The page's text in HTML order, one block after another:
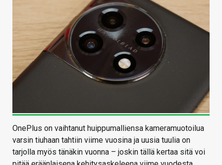
OnePlus on vaihtanut huippumalliensa kameramuotoilua
varsin tiuhaan tahtiin viime vuosina ja uusia tuulia on
tarjolla myös tänäkin vuonna – joskin tällä kertaa sitä voi